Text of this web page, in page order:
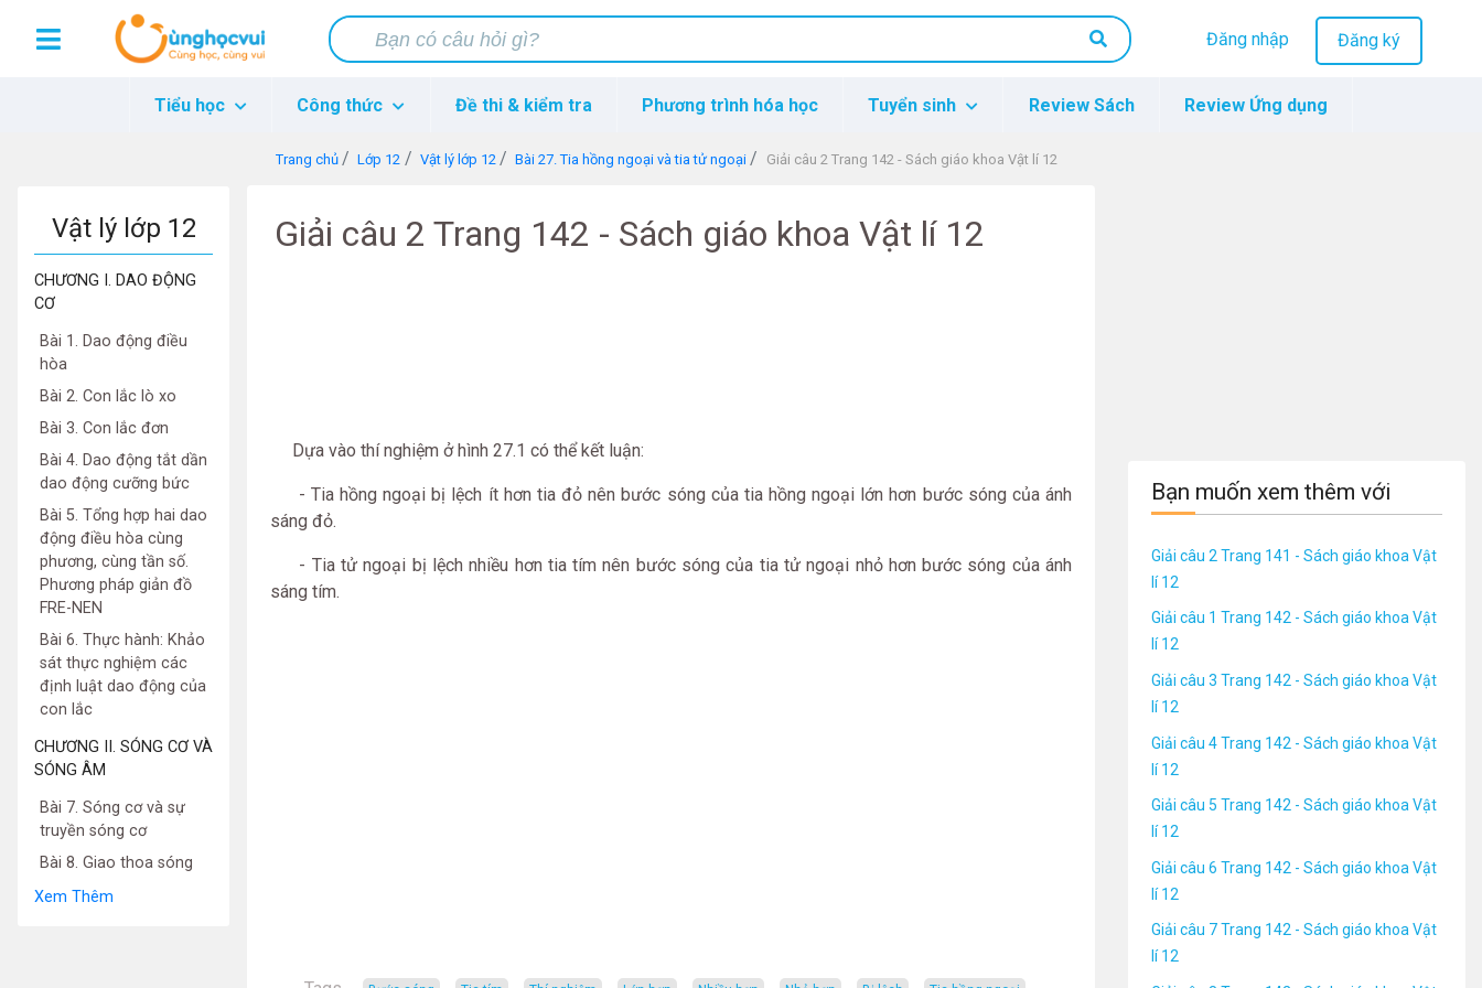
Đăng nhập Đăng ký
Tiểu học Công thức Đề thi & kiểm tra Phương trình hóa học Tuyển sinh Review Sách Review Ứng dụng
Trang chủ Lớp 12 Vật lý lớp 12 Bài 27. Tia hồng ngoại và tia tử ngoại Giải câu 2 Trang 142 - Sách giáo khoa Vật lí 12
Vật lý lớp 12
CHƯƠNG I. DAO ĐỘNG
CƠ
Bài 1. Dao động điều
hòa
Bài 2. Con lắc lò xo
Bài 3. Con lắc đơn
Bài 4. Dao động tắt dần
dao động cưỡng bức
Bài 5. Tổng hợp hai dao
động điều hòa cùng
phương, cùng tần số.
Phương pháp giản đồ
FRE-NEN
Bài 6. Thực hành: Khảo
sát thực nghiệm các
định luật dao động của
con lắc
CHƯƠNG II. SÓNG CƠ VÀ
SÓNG ÂM
Bài 7. Sóng cơ và sự
truyền sóng cơ
Bài 8. Giao thoa sóng
Xem Thêm
Giải câu 2 Trang 142 - Sách giáo khoa Vật lí 12
Dựa vào thí nghiệm ở hình 27.1 có thể kết luận:
- Tia hồng ngoại bị lệch ít hơn tia đỏ nên bước sóng của tia hồng ngoại lớn hơn bước sóng của ánh
sáng đỏ.
- Tia tử ngoại bị lệch nhiều hơn tia tím nên bước sóng của tia tử ngoại nhỏ hơn bước sóng của ánh
sáng tím.
Bạn muốn xem thêm với
Giải câu 2 Trang 141 - Sách giáo khoa Vật
lí 12
Giải câu 1 Trang 142 - Sách giáo khoa Vật
lí 12
Giải câu 3 Trang 142 - Sách giáo khoa Vật
lí 12
Giải câu 4 Trang 142 - Sách giáo khoa Vật
lí 12
Giải câu 5 Trang 142 - Sách giáo khoa Vật
lí 12
Giải câu 6 Trang 142 - Sách giáo khoa Vật
lí 12
Giải câu 7 Trang 142 - Sách giáo khoa Vật
lí 12